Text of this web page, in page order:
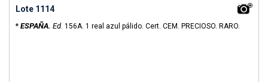
Lote 1114
* ESPAÑA. Ed. 156A. 1 real azul pálido. Cert. CEM. PRECIOSO. RARO.